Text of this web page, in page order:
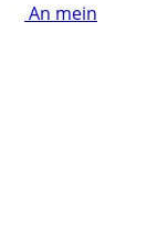
An mein